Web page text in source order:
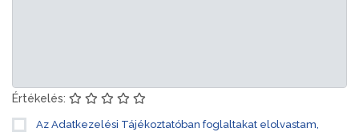
Értékelés:
Az Adatkezelési Tájékoztatóban foglaltakat elolvastam,